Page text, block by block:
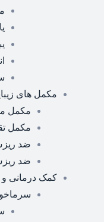
مکمل های
مکمل
مکمل
ضد
ضد
کمک درمانی و